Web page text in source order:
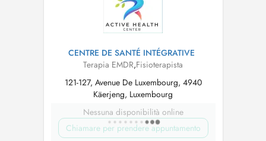
CENTRE DE SANTÉ INTÉGRATIVE
Terapia EMDR,Fisioterapista
121-127, Avenue De Luxembourg, 4940
Käerjeng, Luxembourg
Nessuna disponibilità online
Chiamare per prendere appuntamento